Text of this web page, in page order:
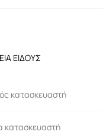
ΕΙΔΟΥΣ
κατασκευαστή
κατασκευαστή